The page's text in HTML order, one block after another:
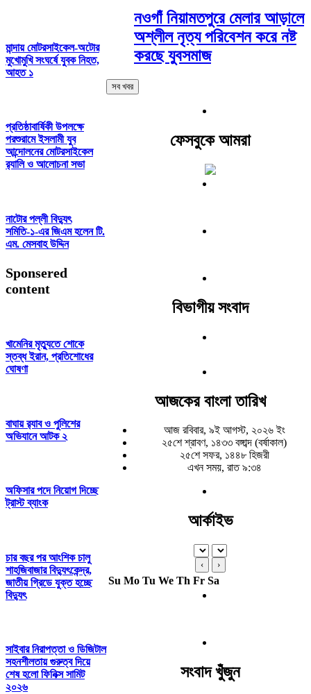
মান্দায় মোটরসাইকেল-অটোর
মুখোমুখি সংঘর্ষে যুবক নিহত,
আহত ১
প্রতিষ্ঠাবার্ষিকী উপলক্ষে
পরশুরামে ইসলামী যুব
আন্দোলনের মোটরসাইকেল
র‌্যালি ও আলোচনা সভা
নাটোর পল্লী বিদ্যুৎ
সমিতি-১-এর জিএম হলেন টি.
এম. মেসবাহ উদ্দিন
Sponsered
content
খামেনির মৃত্যুতে শোকে
স্তব্ধ ইরান, প্রতিশোধের
ঘোষণা
বাঘায় র‍্যাব ও পুলিশের
অভিযানে আটক ২
অফিসার পদে নিয়োগ দিচ্ছে
ট্রাস্ট ব্যাংক
চার বছর পর আংশিক চালু
শাহজিবাজার বিদ্যুৎকেন্দ্র,
জাতীয় গ্রিডে যুক্ত হচ্ছে
বিদ্যুৎ
সাইবার নিরাপত্তা ও ডিজিটাল
সহনশীলতায় গুরুত্ব দিয়ে
শেষ হলো ফিনিক্স সামিট
২০২৬
নওগাঁ নিয়ামতপুরে মেলার আড়ালে
অশ্লীল নৃত্য পরিবেশন করে নষ্ট
করছে যুবসমাজ
সব খবর
ফেসবুকে আমরা
বিভাগীয় সংবাদ
আজকের বাংলা তারিখ
আজ রবিবার, ৯ই আগস্ট, ২০২৬ ইং
২৫শে শ্রাবণ, ১৪৩৩ বঙ্গাব্দ (বর্ষাকাল)
২৫শে সফর, ১৪৪৮ হিজরী
এখন সময়, রাত ৯:৩৪
আর্কাইভ
‹ ›
Su Mo Tu We Th Fr Sa
সংবাদ খুঁজুন